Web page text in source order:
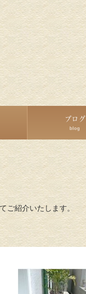
ブログ
blog
ご紹介いたします。